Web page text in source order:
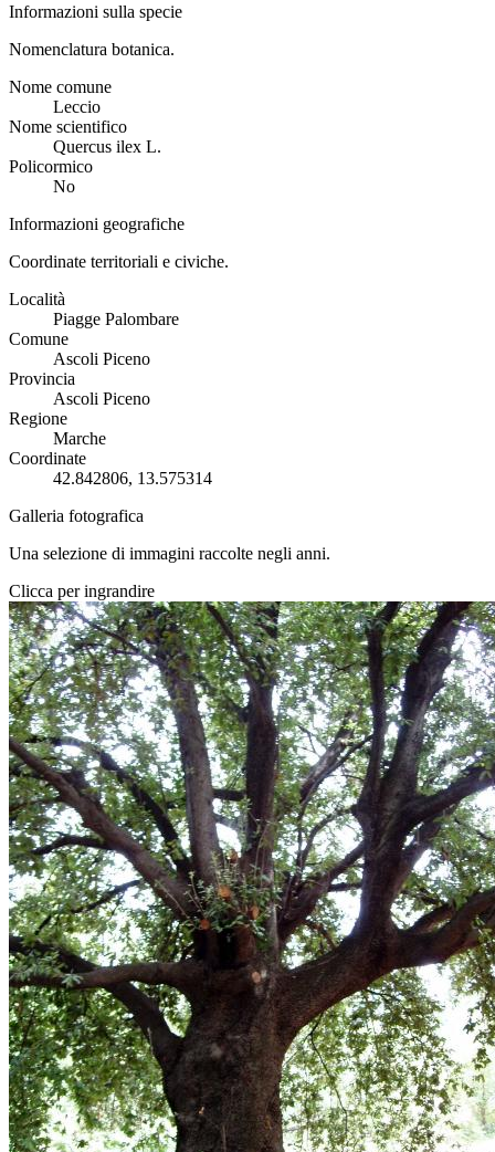
Informazioni sulla specie
Nomenclatura botanica.
Nome comune
Leccio
Nome scientifico
Quercus ilex L.
Policormico
No
Informazioni geografiche
Coordinate territoriali e civiche.
Località
Piagge Palombare
Comune
Ascoli Piceno
Provincia
Ascoli Piceno
Regione
Marche
Coordinate
42.842806, 13.575314
Galleria fotografica
Una selezione di immagini raccolte negli anni.
Clicca per ingrandire